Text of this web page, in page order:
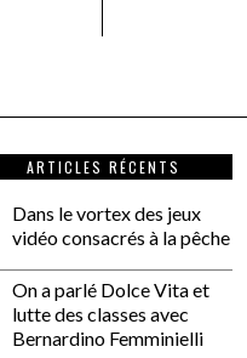
ARTICLES RÉCENTS
Dans le vortex des jeux
vidéo consacrés à la pêche
On a parlé Dolce Vita et
lutte des classes avec
Bernardino Femminielli